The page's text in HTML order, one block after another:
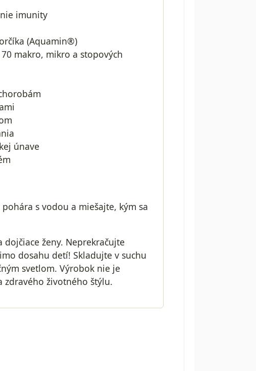
imunity
(Aquamin®)
makro, mikro a stopových
únave
s vodou a miešajte, kým sa
ženy. Neprekračujte
dosahu detí! Skladujte v suchu
svetlom. Výrobok nie je
zdravého životného štýlu.